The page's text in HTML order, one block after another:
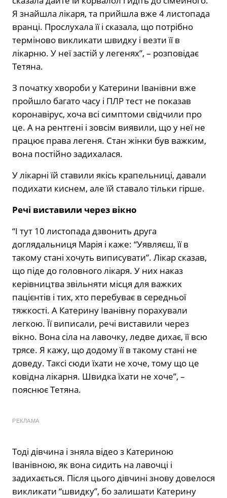
Я знайшла лікаря, та прийшла вже 4 листопада
вранці. Прослухала її і сказала, що потрібно
терміново викликати швидку і везти її в
лікарню. У неї застій у легенях”, – розповідає
Тетяна.
З початку хвороби у Катерини Іванівни вже
пройшло багато часу і ПЛР тест не показав
коронавірус, хоча всі симптоми свідчили про
це. А на рентгені і зовсім виявили, що у неї не
працює права легеня. Стан жінки був важким,
вона постійно задихалася.
У лікарні їй ставили якісь крапельниці, давали
подихати киснем, але їй ставало тільки гірше.
Речі виставили через вікно
“І тут 10 листопада дзвонить друга
доглядальниця Марія і каже: “Уявляєш, її в
такому стані хочуть виписувати”. Лікар сказав,
що піде до головного лікаря. У них наказ
керівництва звільняти місця для важких
пацієнтів і тих, хто перебуває в середньої
тяжкості. А Катерину Іванівну порахували
легкою. Її виписали, речі виставили через
вікно. Вона сіла на лавочку, ледве дихає, її всю
трясе. Я кажу, що додому її в такому стані не
доведу. Таксі сюди їхати не хоче, тому що це
ковідна лікарня. Швидка їхати не хоче”, –
пояснює Тетяна.
РЕКЛАМА
Тоді дівчина і зняла відео з Катериною
Іванівною, як вона сидить на лавочці і
задихається. Після цього дівчині знову довелося
викликати “швидку”, бо залишати Катерину